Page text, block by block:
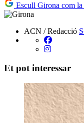
Escull Girona com
ACN / Redacció
Et pot interessar